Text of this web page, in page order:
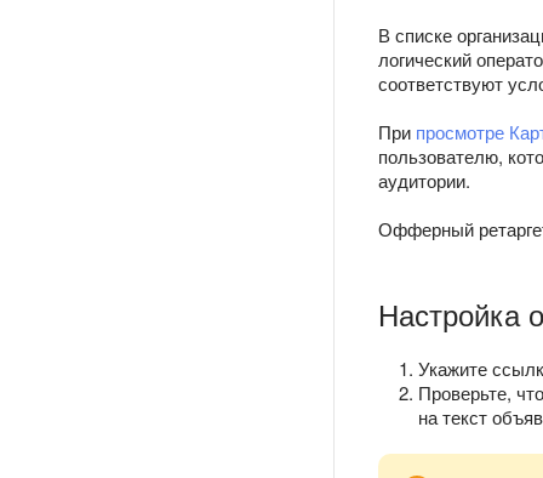
В списке
логический
соответствуют
При просмотре
пользователю,
аудитории.
Офферный
Настройка
Укажите
Проверьте,
на текст